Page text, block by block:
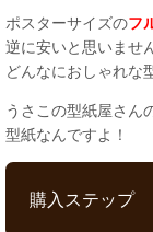
ポスターサイズのフ
逆に安いと思いませ
どんなにおしゃれな
うさこの型紙屋さん
型紙なんですよ！
購入ステップ